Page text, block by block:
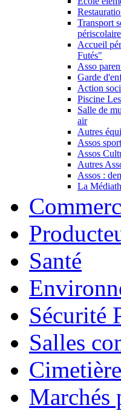
Transport
Accueil
Futés"
Asso
Garde
Action
Piscine
Salle de
air
Autres
Assos
Assos
Autres
Assos :
La
Santé
Sécurité
Salles
Cimetière
Marchés